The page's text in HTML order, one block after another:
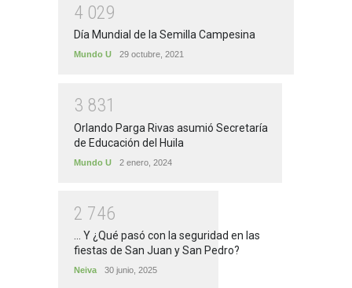
4 029
Día Mundial de la Semilla Campesina
Mundo U 29 octubre, 2021
3 831
Orlando Parga Rivas asumió Secretaría
de Educación del Huila
Mundo U 2 enero, 2024
2 746
... Y ¿Qué pasó con la seguridad en las
fiestas de San Juan y San Pedro?
Neiva 30 junio, 2025